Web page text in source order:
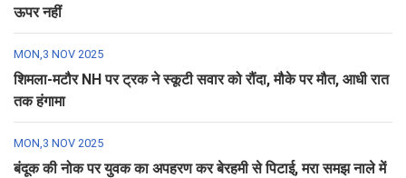
ऊपर नहीं
MON,3 NOV 2025
शिमला-मटौर NH पर ट्रक ने स्कूटी सवार को रौंदा, मौके पर मौत, आधी रात
तक हंगामा
MON,3 NOV 2025
बंदूक की नोक पर युवक का अपहरण कर बेरहमी से पिटाई, मरा समझ नाले में